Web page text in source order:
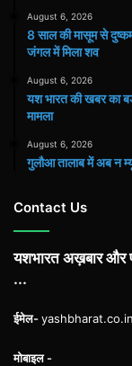
August 6, 2026
8 साल की मासूम से
जंगल में मिला शव
August 6, 2026
यश भारत की खबर का
मामला
August 6, 2026
गुलौआ तालाब में अब न
Contact Us
यशभारत अख़बार और
...
ईमेल-
मोबाइल -